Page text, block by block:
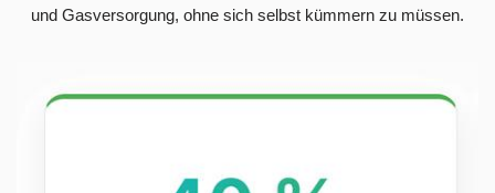
und Gasversorgung, ohne sich selbst kümmern zu müssen.